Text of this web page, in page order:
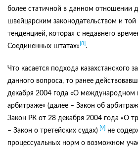
более статичной в данном отношении
швейцарским законодательством и
тенденцией, которая с недавнего
Соединенных штатах» [8] .
Что касается подхода казахстанского
данного вопроса, то ранее
декабря 2004 года «О международном
арбитраже» (далее – Закон об
Закон РК от 28 декабря 2004 года «О
– Закон о третейских судах)
[9]
не
процессуальных норм о возможном